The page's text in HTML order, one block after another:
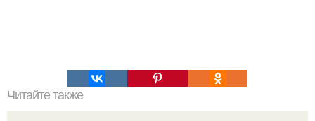
Читайте также